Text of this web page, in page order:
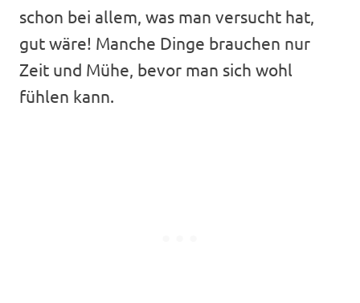
schon bei allem, was man versucht hat,
gut wäre! Manche Dinge brauchen nur
Zeit und Mühe, bevor man sich wohl
fühlen kann.